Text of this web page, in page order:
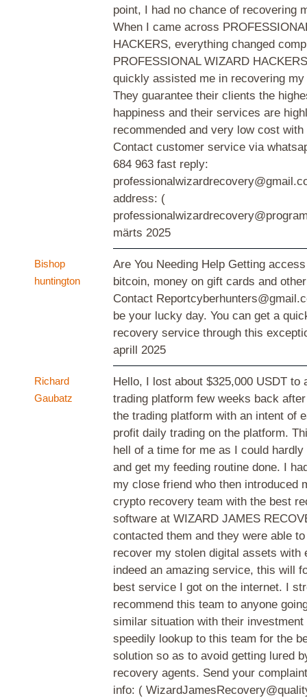
point, I had no chance of recovering
When I came across
HACKERS, everything changed
PROFESSIONAL WIZARD
quickly assisted me in recovering
They guarantee their clients the
happiness and their services are
recommended and very low cost
Contact customer service via
684 963 fast reply:
address: (
märts 2025
Bishop
huntington
Are You Needing Help Getting
bitcoin, money on gift cards and
Contact
be your lucky day. You can get a
recovery service through this
aprill 2025
Richard
Gaubatz
Hello, I lost about $325,000 USDT to
trading platform few weeks back
the trading platform with an intent of
profit daily trading on the platform.
hell of a time for me as I could
and get my feeding routine done. I
my close friend who then introduced
crypto recovery team with the best
software at WIZARD JAMES
contacted them and they were able
recover my stolen digital assets with
indeed an amazing service, this will
best service I got on the internet. I
recommend this team to anyone
similar situation with their
speedily lookup to this team for the
solution so as to avoid getting lured
recovery agents. Send your
info: (